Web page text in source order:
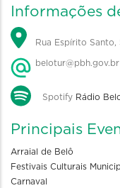
Informações
Rua Espírito Santo,
belotur@pbh.gov.br
Spotify Rádio
Principais
Arraial de Belô
Festivais Culturais
Carnaval